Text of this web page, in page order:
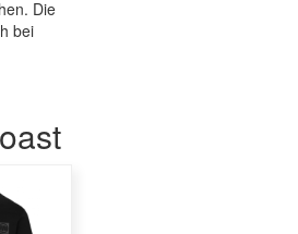
Die
bei